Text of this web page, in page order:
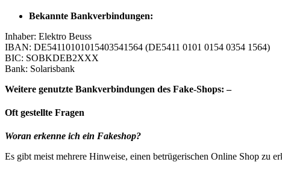
Bekannte Bankverbindungen:
Inhaber: Elektro Beuss
IBAN: DE54110101015403541564 (DE5411 0101 0154 0354 1564)
BIC: SOBKDEB2XXX
Bank: Solarisbank
Weitere genutzte Bankverbindungen des Fake-Shops: –
Oft gestellte Fragen
Woran erkenne ich ein Fakeshop?
Es gibt meist mehrere Hinweise, einen betrügerischen Online Shop zu